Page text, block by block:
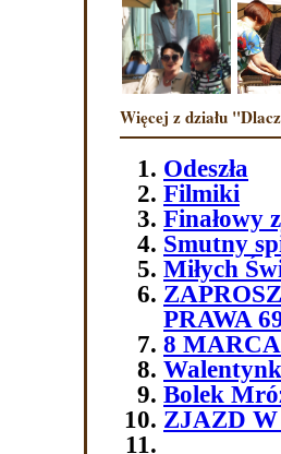
Więcej z działu
Odeszła
Filmiki
Finałowy
Smutny
Miłych
PRAWA
8
Bolek
ZJAZD W